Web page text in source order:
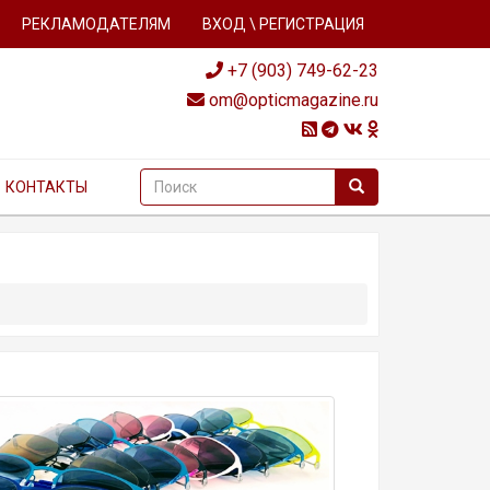
РЕКЛАМОДАТЕЛЯМ ВХОД \ РЕГИСТРАЦИЯ
+7 (903) 749-62-23
om@opticmagazine.ru
КОНТАКТЫ